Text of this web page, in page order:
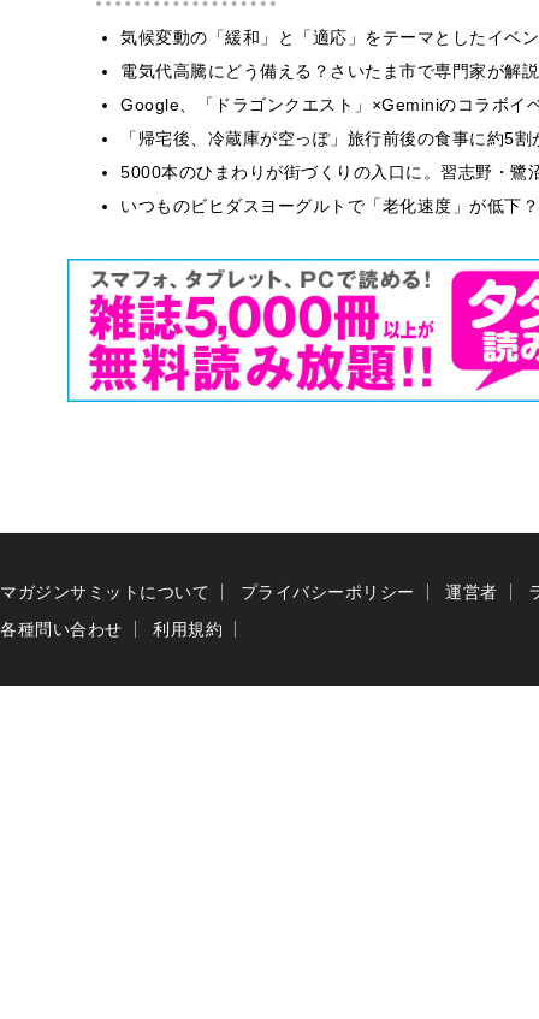
気候変動の「緩和」と「適応」をテーマとしたイベ
電気代高騰にどう備える？さいたま市で専門家が解
Google、「ドラゴンクエスト」×Geminiのコラボイ
「帰宅後、冷蔵庫が空っぽ」旅行前後の食事に約5
5000本のひまわりが街づくりの入口に。習志野・
いつものビヒダスヨーグルトで「老化速度」が低
マガジンサミットについて プライバシーポリシー 運営者
各種問い合わせ
利用規約